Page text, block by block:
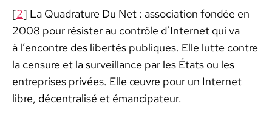
[2] La Quad­ra­ture Du Net : asso­ci­a­tion fondée en
2008 pour résis­ter au con­trôle d’Internet qui va
à l’encontre des lib­ertés publiques. Elle lutte con­tre
la cen­sure et la sur­veil­lance par les États ou les
entre­pris­es privées. Elle œuvre pour un Inter­net
libre, décen­tral­isé et éman­ci­pa­teur.